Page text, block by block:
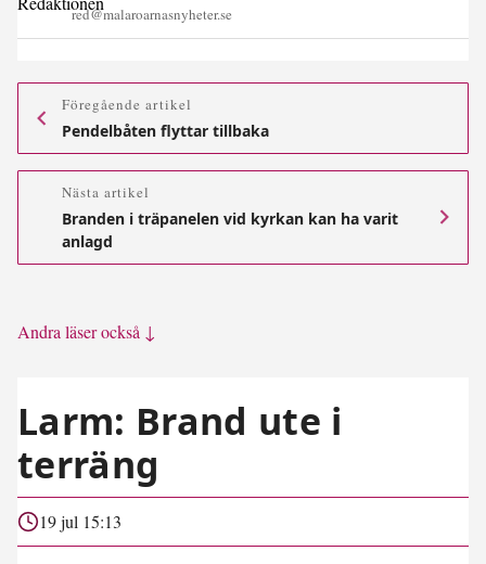
red@malaroarnasnyheter.se
Föregående artikel
Pendelbåten flyttar tillbaka
Nästa artikel
Branden i träpanelen vid kyrkan kan ha varit
anlagd
Andra läser också ↓
Larm: Brand ute i
terräng
19 jul 15:13